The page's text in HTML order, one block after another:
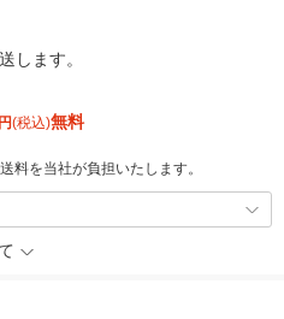
します。
円(税込)無料
料を当社が負担いたします。